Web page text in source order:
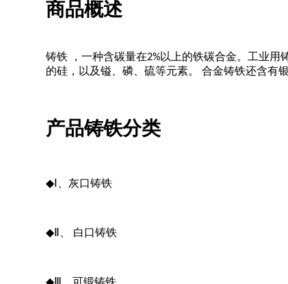
商品概述
铸铁 ，一种含碳量在2%以上的铁碳合金。工业用
的硅，以及镒、磷、硫等元素。 合金铸铁还含有
产品铸铁分类
◆ Ⅰ、灰口铸铁
◆ Ⅱ、 白口铸铁